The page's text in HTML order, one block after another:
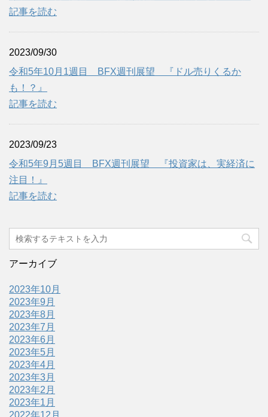
記事を読む
2023/09/30
令和5年10月1週目 BFX週刊展望 『ドル売りくるか
も！？』
記事を読む
2023/09/23
令和5年9月5週目 BFX週刊展望 『投資家は、実経済に
注目！』
記事を読む
アーカイブ
2023年10月
2023年9月
2023年8月
2023年7月
2023年6月
2023年5月
2023年4月
2023年3月
2023年2月
2023年1月
2022年12月